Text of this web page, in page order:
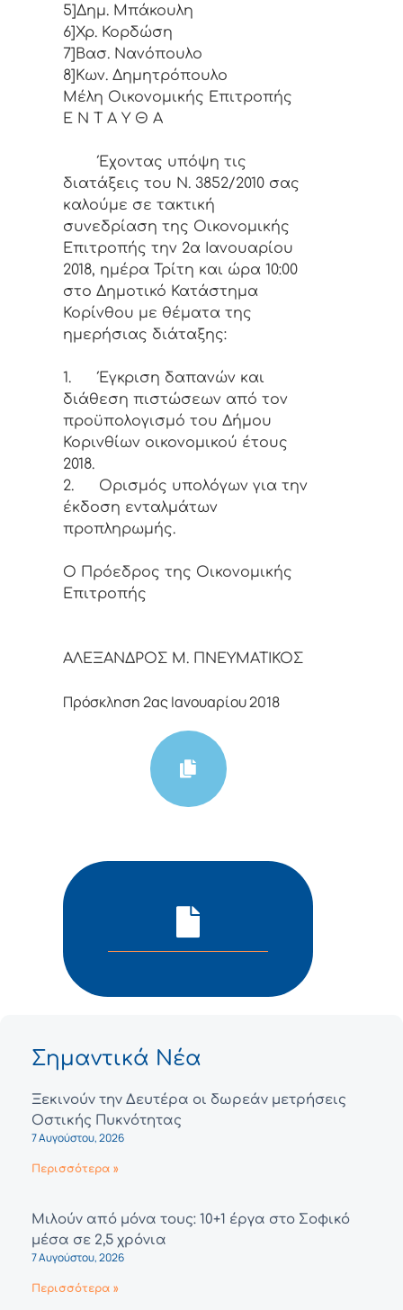
5]Δημ. Μπάκουλη
6]Χρ. Κορδώση
7]Βασ. Νανόπουλο
8]Κων. Δημητρόπουλο
Μέλη Οικονομικής Επιτροπής
Ε Ν Τ Α Υ Θ Α
Έχοντας υπόψη τις
διατάξεις του Ν. 3852/2010 σας
καλούμε σε τακτική
συνεδρίαση της Οικονομικής
Επιτροπής την 2α Ιανουαρίου
2018, ημέρα Τρίτη και ώρα 10:00
στο Δημοτικό Κατάστημα
Κορίνθου με θέματα της
ημερήσιας διάταξης:
1.
Έγκριση δαπανών και
διάθεση πιστώσεων από τον
προϋπολογισμό του Δήμου
Κορινθίων οικονομικού έτους
2018.
2.
Ορισμός υπολόγων για την
έκδοση ενταλμάτων
προπληρωμής.
Ο Πρόεδρος της Οικονομικής
Επιτροπής
ΑΛΕΞΑΝΔΡΟΣ Μ. ΠΝΕΥΜΑΤΙΚΟΣ
Πρόσκληση 2ας Ιανουαρίου 2018
Σημαντικά Νέα
Ξεκινούν την Δευτέρα οι δωρεάν μετρήσεις
Οστικής Πυκνότητας
7 Αυγούστου, 2026
Περισσότερα »
Μιλούν από μόνα τους: 10+1 έργα στο Σοφικό
μέσα σε 2,5 χρόνια
7 Αυγούστου, 2026
Περισσότερα »